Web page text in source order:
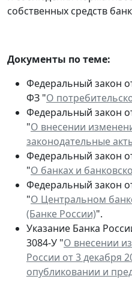
собственных средств
Документы по теме:
Федеральный закон
ФЗ "О
Федеральный закон
"О внесении
законодательные
Федеральный закон
"О банках и
Федеральный закон
"О Центральном
(Банке России)".
Указание Банка
3084-У "О внесении
России от 3 декабря
опубликовании и